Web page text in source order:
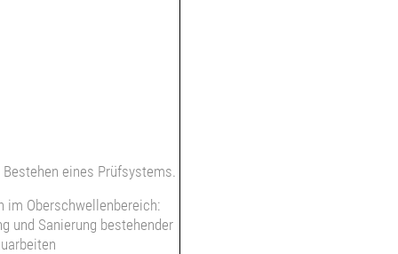
eines Prüfsystems.
im Oberschwellenbereich:
und Sanierung bestehender